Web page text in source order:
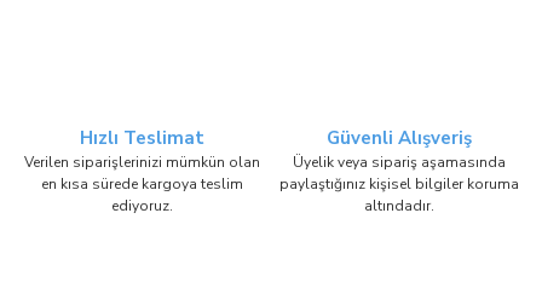
Hızlı Teslimat
Verilen siparişlerinizi mümkün olan
en kısa sürede kargoya teslim
ediyoruz.
Güvenli Alışveriş
Üyelik veya sipariş aşamasında
paylaştığınız kişisel bilgiler koruma
altındadır.